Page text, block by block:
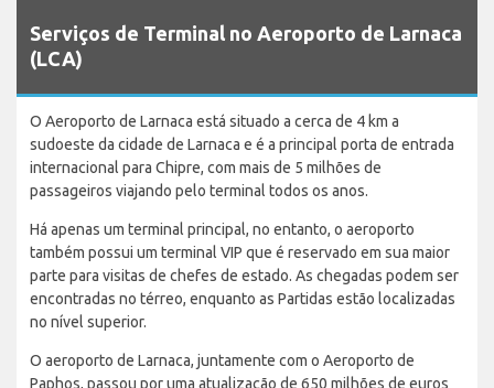
Serviços de Terminal no Aeroporto de Larnaca
(LCA)
O Aeroporto de Larnaca está situado a cerca de 4 km a
sudoeste da cidade de Larnaca e é a principal porta de entrada
internacional para Chipre, com mais de 5 milhões de
passageiros viajando pelo terminal todos os anos.
Há apenas um terminal principal, no entanto, o aeroporto
também possui um terminal VIP que é reservado em sua maior
parte para visitas de chefes de estado. As chegadas podem ser
encontradas no térreo, enquanto as Partidas estão localizadas
no nível superior.
O aeroporto de Larnaca, juntamente com o Aeroporto de
Paphos, passou por uma atualização de 650 milhões de euros